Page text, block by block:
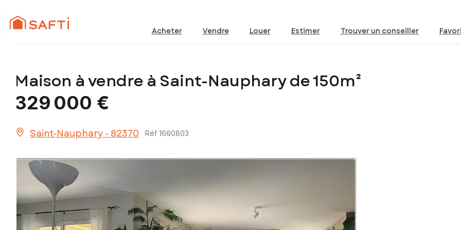
Acheter Vendre Louer Estimer Trouver un conseiller
Maison à vendre à Saint-Nauphary de 150m²
329 000 €
Saint-Nauphary - 82370 Réf 1660803